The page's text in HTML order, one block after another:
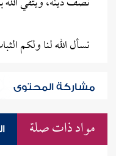
نسأل الله لنا ولكم
مشاركة المحتوى
مواد ذات صلة